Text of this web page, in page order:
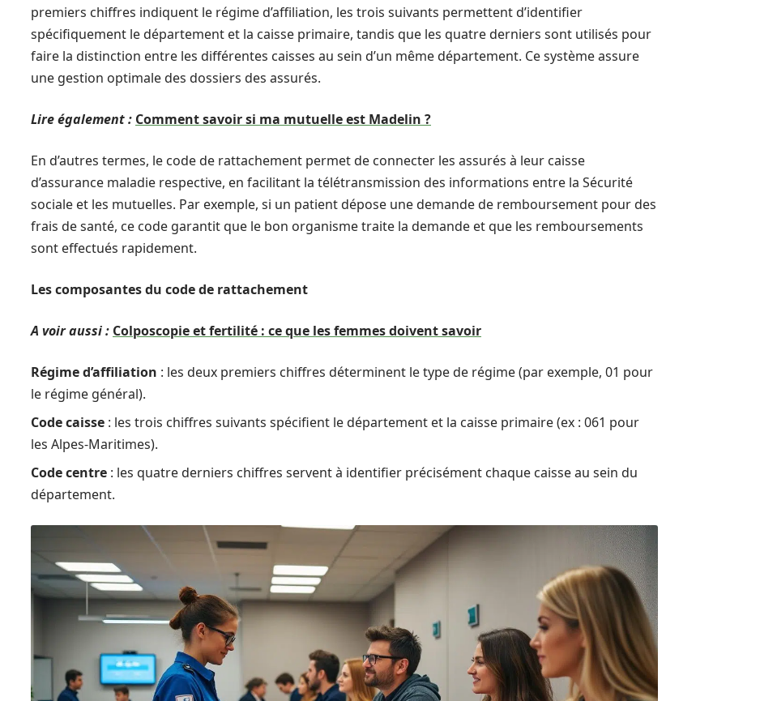
premiers chiffres indiquent le régime d’affiliation, les trois suivants permettent d’identifier
spécifiquement le département et la caisse primaire, tandis que les quatre derniers sont utilisés pour
faire la distinction entre les différentes caisses au sein d’un même département. Ce système assure
une gestion optimale des dossiers des assurés.
Lire également : Comment savoir si ma mutuelle est Madelin ?
En d’autres termes, le code de rattachement permet de connecter les assurés à leur caisse
d’assurance maladie respective, en facilitant la télétransmission des informations entre la Sécurité
sociale et les mutuelles. Par exemple, si un patient dépose une demande de remboursement pour des
frais de santé, ce code garantit que le bon organisme traite la demande et que les remboursements
sont effectués rapidement.
Les composantes du code de rattachement
A voir aussi : Colposcopie et fertilité : ce que les femmes doivent savoir
Régime d’affiliation : les deux premiers chiffres déterminent le type de régime (par exemple, 01 pour
le régime général).
Code caisse : les trois chiffres suivants spécifient le département et la caisse primaire (ex : 061 pour
les Alpes-Maritimes).
Code centre : les quatre derniers chiffres servent à identifier précisément chaque caisse au sein du
département.